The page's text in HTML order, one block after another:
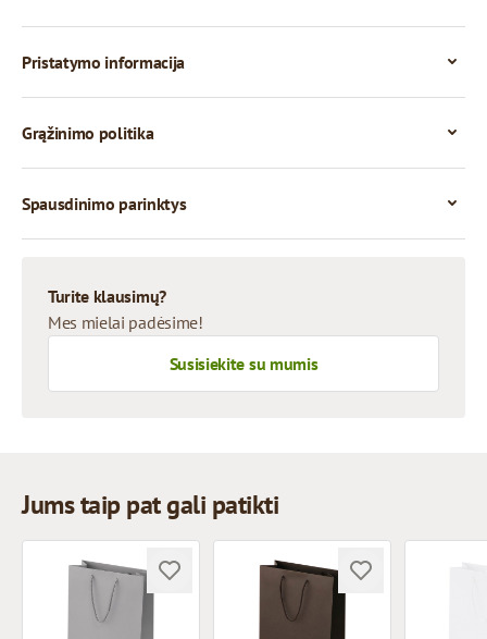
Pristatymo informacija
Grąžinimo politika
Spausdinimo parinktys
Turite klausimų?
Mes mielai padėsime!
Susisiekite su mumis
Jums taip pat gali patikti